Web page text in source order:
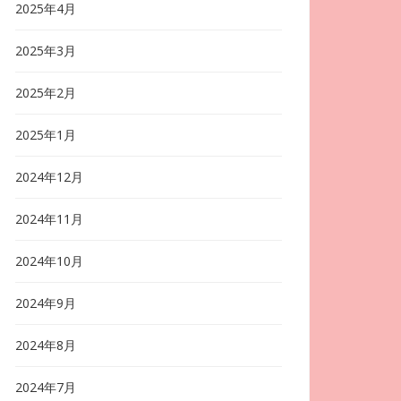
2025年4月
2025年3月
2025年2月
2025年1月
2024年12月
2024年11月
2024年10月
2024年9月
2024年8月
2024年7月